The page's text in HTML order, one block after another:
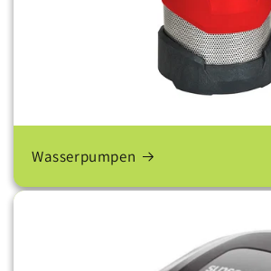
Wasserpumpen